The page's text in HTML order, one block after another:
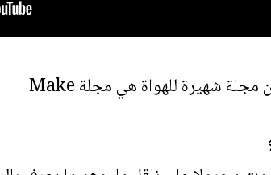
مجلة شهيرة للهواة هي مجلةMake